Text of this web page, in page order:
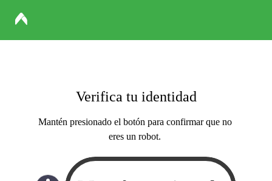
Verifica tu identidad
Mantén presionado el botón para confirmar que no
eres un robot.